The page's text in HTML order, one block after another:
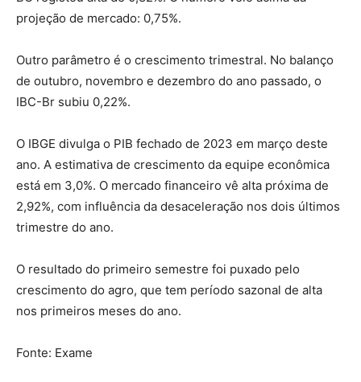
projeção de mercado: 0,75%.
Outro parâmetro é o crescimento trimestral. No balanço
de outubro, novembro e dezembro do ano passado, o
IBC-Br subiu 0,22%.
O IBGE divulga o PIB fechado de 2023 em março deste
ano. A estimativa de crescimento da equipe econômica
está em 3,0%. O mercado financeiro vê alta próxima de
2,92%, com influência da desaceleração nos dois últimos
trimestre do ano.
O resultado do primeiro semestre foi puxado pelo
crescimento do agro, que tem período sazonal de alta
nos primeiros meses do ano.
Fonte: Exame